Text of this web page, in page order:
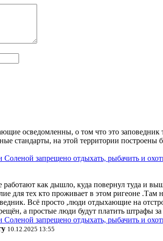
осведомленны, о том что это заповедник
стандарты, на этой территории построены
Соленой запрещено отдыхать, рыбачить и
работают как дышло, куда повернул туда и
для тех кто проживает в этом ригеоне .Там
Всё просто ,люди отдыхающие на
а простые люди будут платить штрафы
Соленой запрещено отдыхать, рыбачить и
10.12.2025 13:55